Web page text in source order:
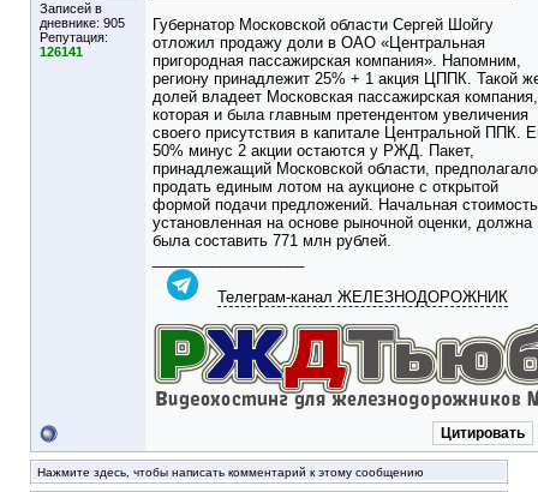
Записей в
дневнике: 905
Репутация:
126141
Губернатор Московской области Сергей Шойгу
отложил продажу доли в ОАО «Центральная
пригородная пассажирская компания». Напомним,
региону принадлежит 25% + 1 акция ЦППК. Такой
долей владеет Московская пассажирская компания,
которая и была главным претендентом увеличения
своего присутствия в капитале Центральной ППК.
50% минус 2 акции остаются у РЖД. Пакет,
принадлежащий Московской области,
продать единым лотом на аукционе с открытой
формой подачи предложений. Начальная
установленная на основе рыночной оценки, должна
была составить 771 млн рублей.
Телеграм-канал ЖЕЛЕЗНОДОРОЖНИК
Цитировать
Нажмите здесь, чтобы написать комментарий к этому сообщению